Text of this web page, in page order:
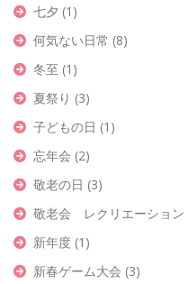
七夕 (1)
何気ない日常 (8)
冬至 (1)
夏祭り (3)
子どもの日 (1)
忘年会 (2)
敬老の日 (3)
敬老会 レクリエーション
新年度 (1)
新春ゲーム大会 (3)